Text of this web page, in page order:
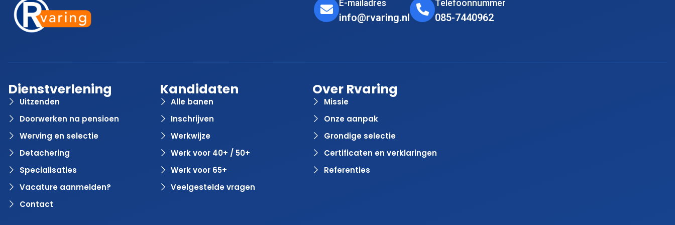
E-mailadres
info@rvaring.nl
Telefoonnummer
085-7440962
Dienstverlening
Uitzenden
Doorwerken na pensioen
Werving en selectie
Detachering
Specialisaties
Vacature aanmelden?
Contact
Kandidaten
Alle banen
Inschrijven
Werkwijze
Werk voor 40+ / 50+
Werk voor 65+
Veelgestelde vragen
Over Rvaring
Missie
Onze aanpak
Grondige selectie
Certificaten en verklaringen
Referenties